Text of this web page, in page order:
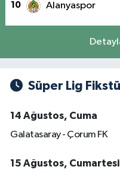
10 Alanyaspor
Süper Lig
14 Ağustos, Cuma
Galatasaray - Çorum FK
15 Ağustos, Cumartesi